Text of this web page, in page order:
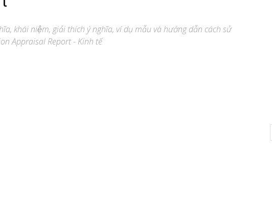
khái niệm, giải thích ý nghĩa, ví dụ mẫu và hướng dẫn cách sử
Appraisal Report - Kinh tế